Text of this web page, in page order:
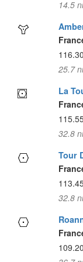
14.5
25.7
La
32.8
Tour
32.8